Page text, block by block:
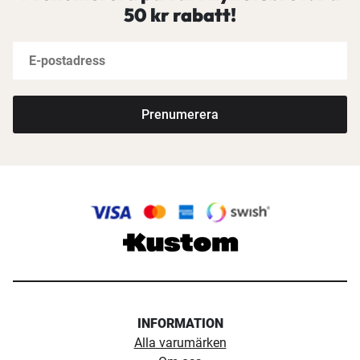
Detaljerade konturer
en mer korrekt återgivning av bottenstrukturen för
förbättrade fiskekort och större detaljrikedom i träsk-,
kanal- och hamnkartor.
50 kr rabatt!
Prenumerera
INFORMATION
Alla varumärken